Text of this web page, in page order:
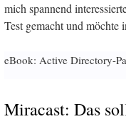
mich spannend
Test gemacht und
eBook: Active Directory-
Miracast: Das